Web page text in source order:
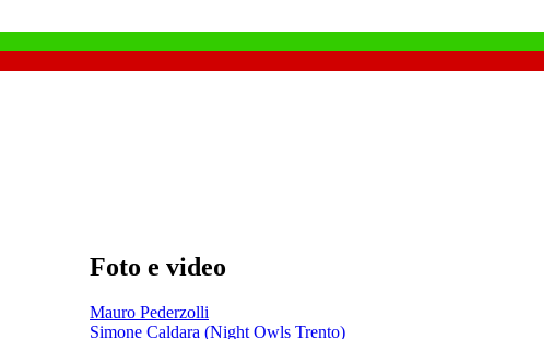
Foto e video
Mauro Pederzolli
Simone Caldara (Night Owls Trento)